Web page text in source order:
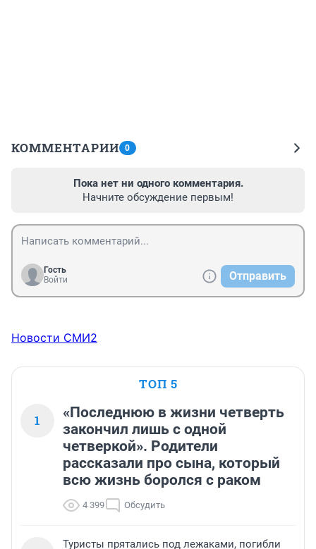
КОММЕНТАРИИ 0
Пока нет ни одного комментария.
Начните обсуждение первым!
Гость
Войти
Отправить
Новости СМИ2
ТОП 5
1
«Последнюю в жизни четверть
закончил лишь с одной
четверкой». Родители
рассказали про сына, который
всю жизнь боролся с раком
4 399 Обсудить
Туристы прятались под лежаками, погибли